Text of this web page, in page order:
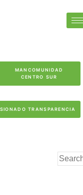
MANCOMUNIDAD
CENTRO SUR
TRANSPARENCIA